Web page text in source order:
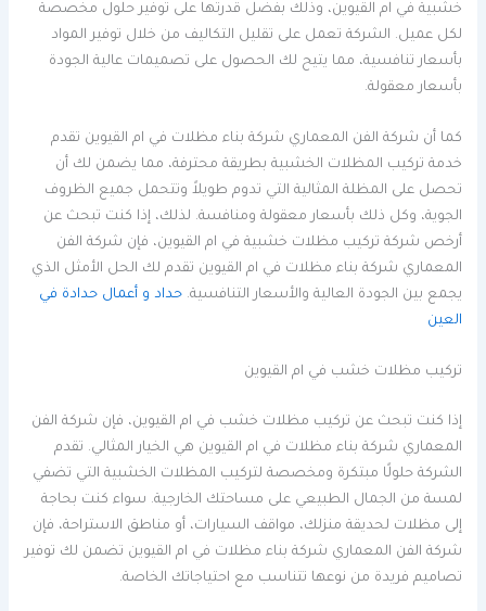
خشبية في ام القيوين، وذلك بفضل قدرتها على توفير حلول مخصصة
لكل عميل. الشركة تعمل على تقليل التكاليف من خلال توفير المواد
بأسعار تنافسية، مما يتيح لك الحصول على تصميمات عالية الجودة
بأسعار معقولة.
كما أن شركة الفن المعماري شركة بناء مظلات في ام القيوين تقدم
خدمة تركيب المظلات الخشبية بطريقة محترفة، مما يضمن لك أن
تحصل على المظلة المثالية التي تدوم طويلاً وتتحمل جميع الظروف
الجوية، وكل ذلك بأسعار معقولة ومنافسة. لذلك، إذا كنت تبحث عن
أرخص شركة تركيب مظلات خشبية في ام القيوين، فإن شركة الفن
المعماري شركة بناء مظلات في ام القيوين تقدم لك الحل الأمثل الذي
يجمع بين الجودة العالية والأسعار التنافسية.حداد و أعمال حدادة في
العين
تركيب مظلات خشب في ام القيوين
إذا كنت تبحث عن تركيب مظلات خشب في ام القيوين، فإن شركة الفن
المعماري شركة بناء مظلات في ام القيوين هي الخيار المثالي. تقدم
الشركة حلولًا مبتكرة ومخصصة لتركيب المظلات الخشبية التي تضفي
لمسة من الجمال الطبيعي على مساحتك الخارجية. سواء كنت بحاجة
إلى مظلات لحديقة منزلك، مواقف السيارات، أو مناطق الاستراحة، فإن
شركة الفن المعماري شركة بناء مظلات في ام القيوين تضمن لك توفير
تصاميم فريدة من نوعها تتناسب مع احتياجاتك الخاصة.